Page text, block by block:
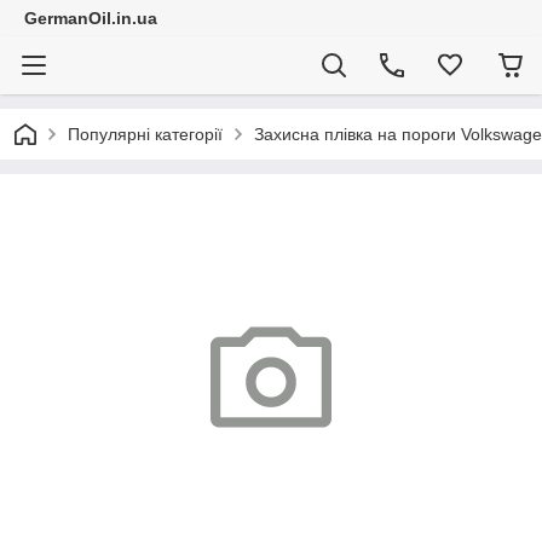
GermanOil.in.ua
Популярні категорії Захисна плівка на пороги